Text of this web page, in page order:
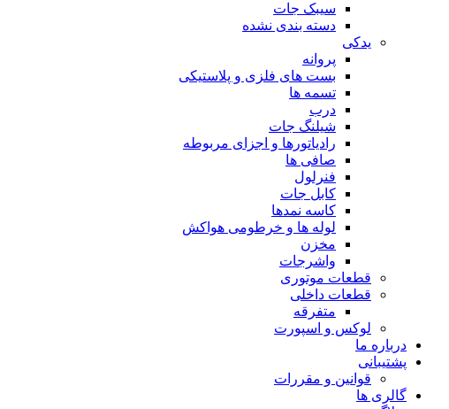
سیبک جات
دسته بندی نشده
یدکی
پروانه
بست های فلزی و پلاستیکی
تسمه ها
درب
شیلنگ جات
رادیاتورها و اجزای مربوطه
صافی ها
فنرلول
کابل جات
کاسه نمدها
لوله ها و خرطومی هواکش
مخزن
واشرجات
قطعات موتوری
قطعات داخلی
متفرقه
لوکس و اسپورت
درباره ما
پشتیبانی
قوانین و مقررات
گالری ها